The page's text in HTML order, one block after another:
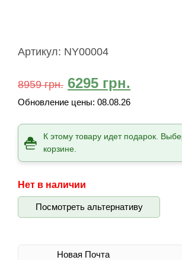
Артикул: NY00004
8959грн. 6295 грн.
Обновление цены: 08.08.26
К этому товару идет подарок.
корзине.
Нет в наличии
Посмотреть альтернативу
Новая Почта